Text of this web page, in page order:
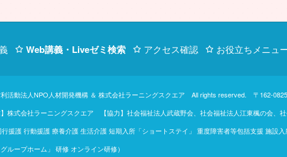
Web講義・Liveゼミ検索 アクセス確認 お役立ちメニュ
活動法人NPO人材開発機構 ＆ 株式会社ラーニングスクエア All rights reserved. 〒162-
式会社ラーニングスクエア 【協力】社会福祉法人武蔵野会、社会福祉法人江東楓の会、
援護 行動援護 療養介護 生活介護 短期入所「ショートステイ」 重度障害者等包括支援 施設
ループホーム」 研修 オンライン研修）